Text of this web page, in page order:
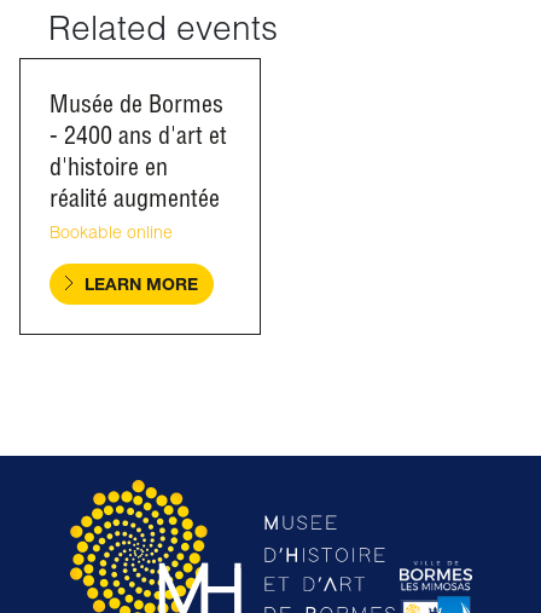
Related events
Musée de Bormes
- 2400 ans d'art et
d'histoire en
réalité augmentée
Bookable online
LEARN MORE